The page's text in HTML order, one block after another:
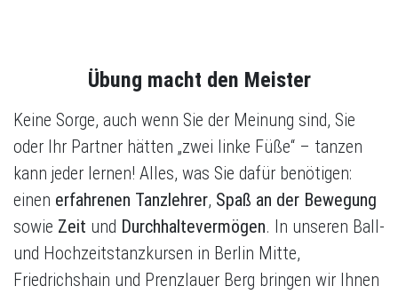
Übung macht den Meister
Keine Sorge, auch wenn Sie der Meinung sind, Sie
oder Ihr Partner hätten „zwei linke Füße“ – tanzen
kann jeder lernen! Alles, was Sie dafür benötigen:
einen erfahrenen Tanzlehrer, Spaß an der Bewegung
sowie Zeit und Durchhaltevermögen. In unseren Ball-
und Hochzeitstanzkursen in Berlin Mitte,
Friedrichshain und Prenzlauer Berg bringen wir Ihnen